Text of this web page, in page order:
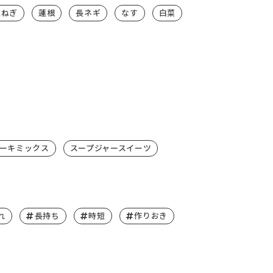
ぎ 蓮根 長ネギ なす 白菜
キミックス スープジャースイーツ
長持ち 時短 作りおき